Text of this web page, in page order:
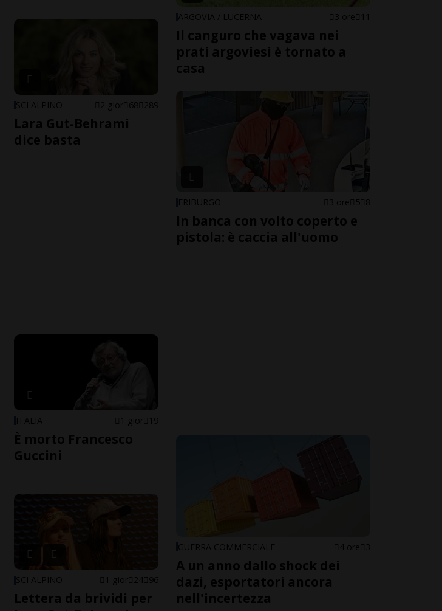
SCI ALPINO 2 gior 68 289
Lara Gut-Behrami
dice basta
ITALIA 1 gior 19
È morto Francesco
Guccini
SCI ALPINO 1 gior 24 96
Lettera da brividi per
ARGOVIA / LUCERNA 3 ore 11
Il canguro che vagava nei
prati argoviesi è tornato a
casa
FRIBURGO 3 ore 5 8
In banca con volto coperto e
pistola: è caccia all'uomo
GUERRA COMMERCIALE 4 ore 3
A un anno dallo shock dei
dazi, esportatori ancora
nell'incertezza